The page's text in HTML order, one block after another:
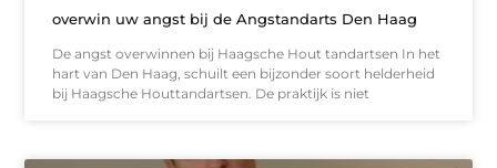
overwin uw angst bij de Angstandarts Den Haag
De angst overwinnen bij Haagsche Hout tandartsen In het
hart van Den Haag, schuilt een bijzonder soort helderheid
bij Haagsche Houttandartsen. De praktijk is niet